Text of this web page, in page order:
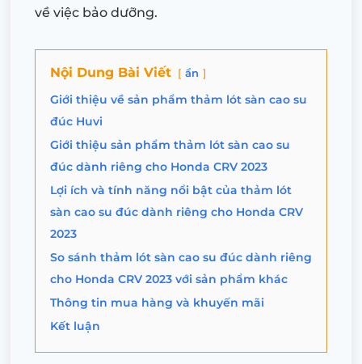
về việc bảo dưỡng.
Nội Dung Bài Viết ẩn
Giới thiệu về sản phẩm thảm lót sàn cao su
đúc Huvi
Giới thiệu sản phẩm thảm lót sàn cao su
đúc dành riêng cho Honda CRV 2023
Lợi ích và tính năng nổi bật của thảm lót
sàn cao su đúc dành riêng cho Honda CRV
2023
So sánh thảm lót sàn cao su đúc dành riêng
cho Honda CRV 2023 với sản phẩm khác
Thông tin mua hàng và khuyến mãi
Kết luận